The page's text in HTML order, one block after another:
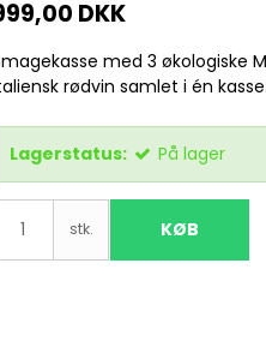
DKK
med 3 økologiske
rødvin samlet i én kasse.
Lagerstatus: På lager
stk. KØB